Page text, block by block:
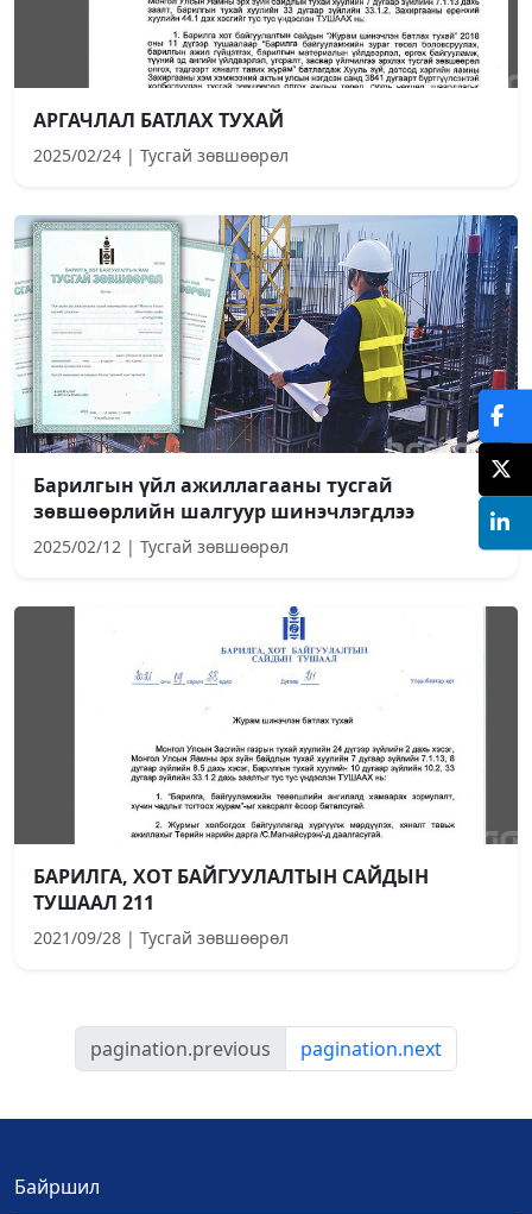
АРГАЧЛАЛ БАТЛАХ ТУХАЙ
2025/02/24 | Тусгай зөвшөөрөл
Барилгын үйл ажиллагааны тусгай
зөвшөөрлийн шалгуур шинэчлэгдлээ
2025/02/12 | Тусгай зөвшөөрөл
БАРИЛГА, ХОТ БАЙГУУЛАЛТЫН САЙДЫН
ТУШААЛ 211
2021/09/28 | Тусгай зөвшөөрөл
pagination.previous pagination.next
Байршил